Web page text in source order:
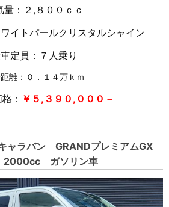
量：２,８００ｃｃ
イトパールクリスタルシャイン
定員：７人乗り
離：０．１４万ｋｍ
： ￥５,３９０,０００－
ャラバン GRANDプレミアムGX
ガソリン車